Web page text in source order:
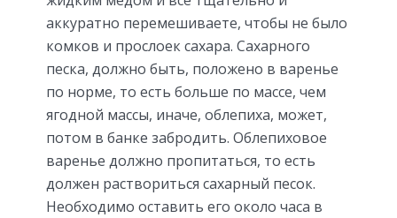
аккуратно перемешиваете, чтобы не было
комков и прослоек сахара. Сахарного
песка, должно быть, положено в варенье
по норме, то есть больше по массе, чем
ягодной массы, иначе, облепиха, может,
потом в банке забродить. Облепиховое
варенье должно пропитаться, то есть
должен раствориться сахарный песок.
Необходимо оставить его около часа в